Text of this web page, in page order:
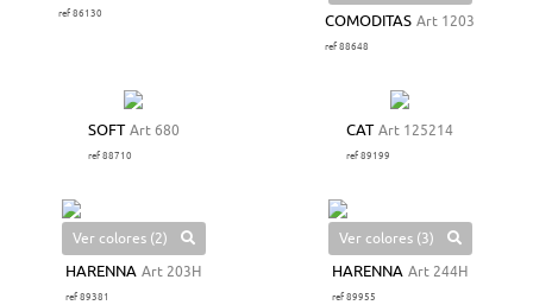
ref 86130
COMODITAS Art 1203
ref 88648
SOFT Art 680
ref 88710
CAT Art 125214
ref 89199
Ver colores (2)
HARENNA Art 203H
ref 89381
Ver colores (3)
HARENNA Art 244H
ref 89955